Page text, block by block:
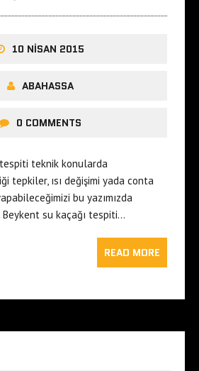
10 NISAN 2015
ABAHASSA
0 COMMENTS
teknik konularda
tepkiler, ısı değişimi yada conta
bu yazımızda
Beykent su kaçağı tespiti…
READ MORE